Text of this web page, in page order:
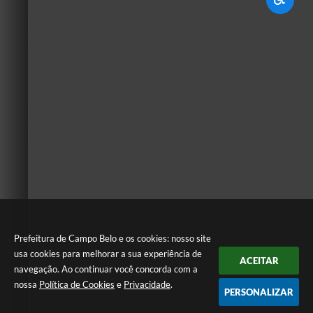
Prefeitura de Campo Belo e os cookies: nosso site
usa cookies para melhorar a sua experiência de
navegação. Ao continuar você concorda com a
nossa Política de Cookies e Privacidade.
ACEITAR
PERSONALIZAR